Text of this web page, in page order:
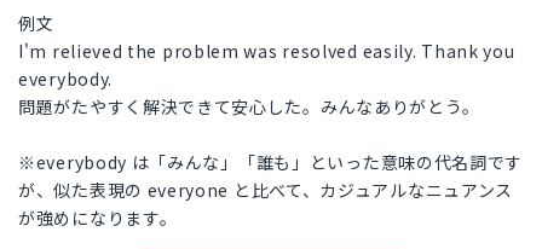
例文
I'm relieved the problem was resolved easily. Thank you
everybody.
問題がたやすく解決できて安心した。みんなありがとう。
※everybody は「みんな」「誰も」といった意味の代名詞です
が、似た表現の everyone と比べて、カジュアルなニュアンス
が強めになります。